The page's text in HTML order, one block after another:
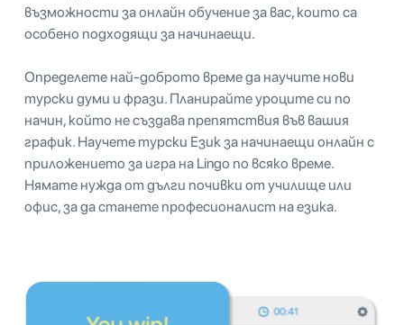
възможности за онлайн обучение за вас, които са
особено подходящи за начинаещи.
Определете най-доброто време да научите нови
турски думи и фрази. Планирайте уроците си по
начин, който не създава препятствия във вашия
график. Научете турски Език за начинаещи онлайн с
приложението за игра на Lingo по всяко време.
Нямате нужда от дълги почивки от училище или
офис, за да станете професионалист на езика.